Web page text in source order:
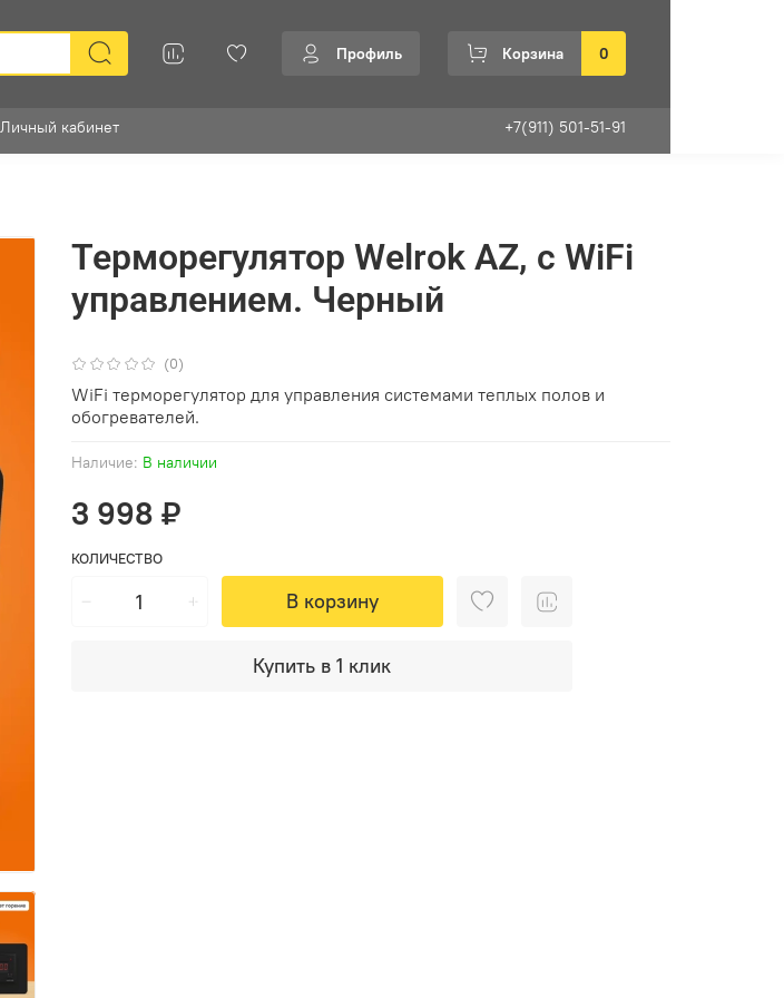
Профиль Корзина 0
Личный кабинет +7(911) 501-51-91
(0)
Наличие: В наличии
Терморегулятор Welrok AZ, с WiFi
управлением. Черный
3 998 ₽
КОЛИЧЕСТВО
В корзину
Купить в 1 клик
WiFi терморегулятор для управления системами теплых полов и
обогревателей.